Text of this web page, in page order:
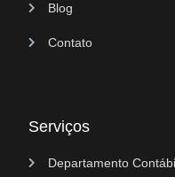
Serviços
Departamento
Blog
Contato